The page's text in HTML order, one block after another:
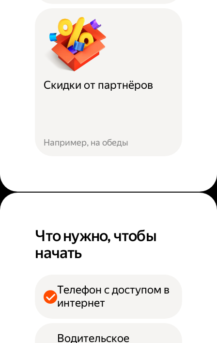
Скидки от партнёров
Например, на обеды
Что нужно, чтобы
начать
Телефон с доступом в
интернет
Водительское